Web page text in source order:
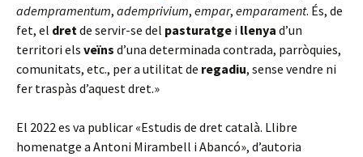
adempramentum, ademprivium, empar, emparament. És, de
fet, el dretde servir-se del pasturatge i llenya d’un
territori els veïns d’una determinada contrada, parròquies,
comunitats, etc., per a utilitat de regadiu, sense vendre ni
fer traspàs d’aquest dret.»
El 2022 es va publicar «Estudis de dret català. Llibre
homenatge a Antoni Mirambell i Abancó», d’autoria